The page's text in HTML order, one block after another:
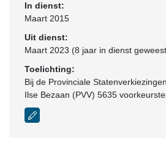
In dienst:
Maart 2015
Uit dienst:
Maart 2023 (8 jaar in dienst
Toelichting:
Bij de Provinciale
Ilse Bezaan (PVV) 5635